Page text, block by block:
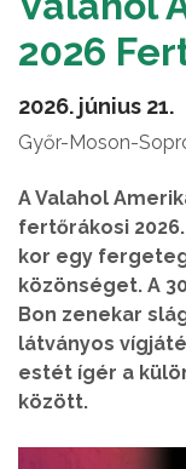
2026
2026. június 21.
Győr-Moson-
A Valahol
fertőrákosi
kor egy
közönséget. A
Bon zenekar
látványos
estét ígér a
között.